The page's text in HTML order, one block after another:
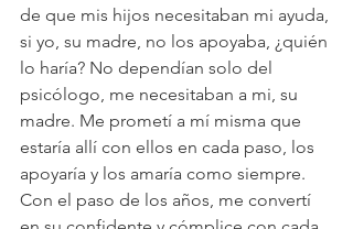
de que mis hijos necesitaban mi ayuda,
si yo, su madre, no los apoyaba, ¿quién
lo haría? No dependían solo del
psicólogo, me necesitaban a mi, su
madre. Me prometí a mí misma que
estaría allí con ellos en cada paso, los
apoyaría y los amaría como siempre.
Con el paso de los años, me convertí